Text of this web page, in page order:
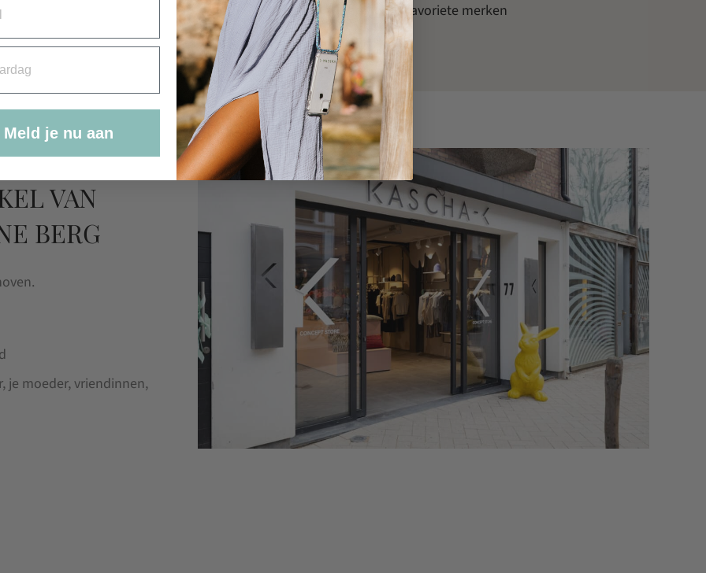
Shop onze favoriete merken
VAN
BERG
je moeder, vriendinnen,
Meld je nu aan